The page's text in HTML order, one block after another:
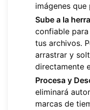
imágenes
Sube a la
confiable para
tus archivos.
arrastrar y
directamente
Procesa y
eliminará
marcas de